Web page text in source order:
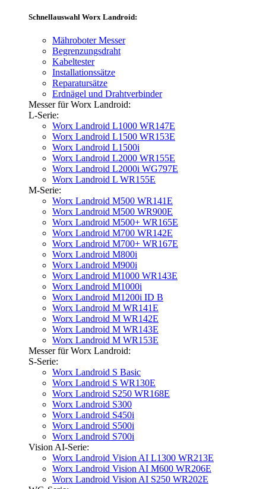
Schnellauswahl Worx Landroid:
Mähroboter Messer
Begrenzungsdraht
Kabeltester
Installationssätze
Reparatursätze
Erdnägel und Drahtverbinder
Messer für Worx Landroid:
L-Serie:
Worx Landroid L1000 WR147E
Worx Landroid L1500 WR153E
Worx Landroid L1500i
Worx Landroid L2000 WR155E
Worx Landroid L2000i WG797E
Worx Landroid L WR155E
M-Serie:
Worx Landroid M500 WR141E
Worx Landroid M500 WR900E
Worx Landroid M500+ WR165E
Worx Landroid M700 WR142E
Worx Landroid M700+ WR167E
Worx Landroid M800i
Worx Landroid M900i
Worx Landroid M1000 WR143E
Worx Landroid M1000i
Worx Landroid M1200i ID B
Worx Landroid M WR141E
Worx Landroid M WR142E
Worx Landroid M WR143E
Worx Landroid M WR153E
Messer für Worx Landroid:
S-Serie:
Worx Landroid S Basic
Worx Landroid S WR130E
Worx Landroid S250 WR168E
Worx Landroid S300
Worx Landroid S450i
Worx Landroid S500i
Worx Landroid S700i
Vision AI-Serie:
Worx Landroid Vision AI L1300 WR213E
Worx Landroid Vision AI M600 WR206E
Worx Landroid Vision AI S250 WR202E